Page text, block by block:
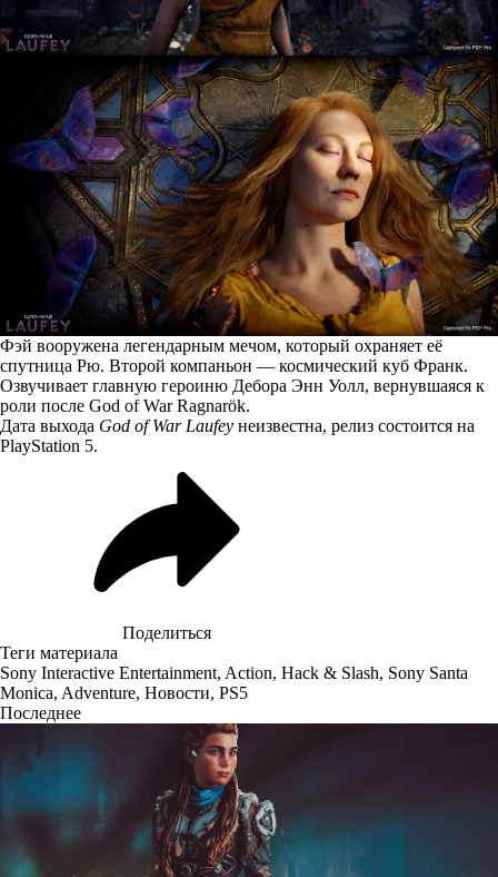
Фэй вооружена легендарным мечом, который охраняет её
спутница Рю. Второй компаньон — космический куб Франк.
Озвучивает главную героиню Дебора Энн Уолл, вернувшаяся к
роли после God of War Ragnarök.
Дата выхода God of War Laufey неизвестна, релиз состоится на
PlayStation 5.
Поделиться
Теги материала
Sony Interactive Entertainment, Action, Hack & Slash, Sony Santa
Monica, Adventure, Новости, PS5
Последнее